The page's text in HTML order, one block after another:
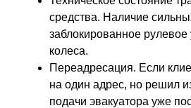
средства. Наличие
заблокированное рулевое
колеса.
Переадресация. Если
на один адрес, но решил
подачи эвакуатора уже